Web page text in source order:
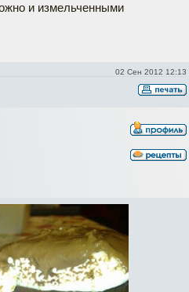
и измельченными
02 Сен 2012 12:13